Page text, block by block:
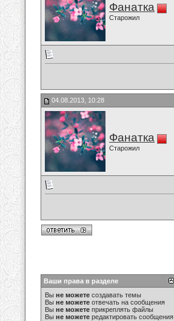
Фанатка
Старожил
04.08.2013, 10:28
Фанатка
Старожил
Ваши права в разделе
Вы не можете создавать темы
Вы не можете отвечать на сообщения
Вы не можете прикреплять файлы
Вы не можете редактировать сообщения